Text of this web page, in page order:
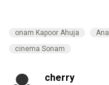
onam Kapoor Ahuja
cinema Sonam
cherry